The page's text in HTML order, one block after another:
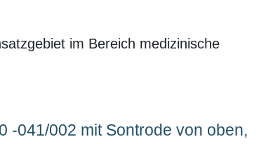
im Bereich medizinische
-041/002 mit Sontrode von oben,